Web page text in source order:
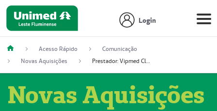
Login
Acesso Rápido
Comunicação
Novas Aquisições
Prestador: Vipmed Clínica Geral Ltda, 51004349-0 (Nome Fantasia: Policlínica Master)
Novas Aquisições